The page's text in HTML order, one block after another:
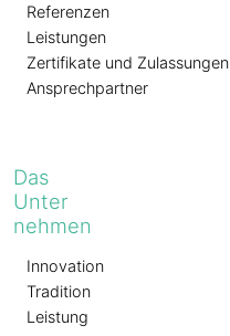
Referenzen
Leistungen
Zertifikate und Zulassungen
Ansprechpartner
Das
Unter
nehmen
Innovation
Tradition
Leistung